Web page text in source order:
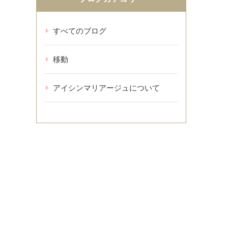
すべてのブログ
移動
アイシンマリアージュについて